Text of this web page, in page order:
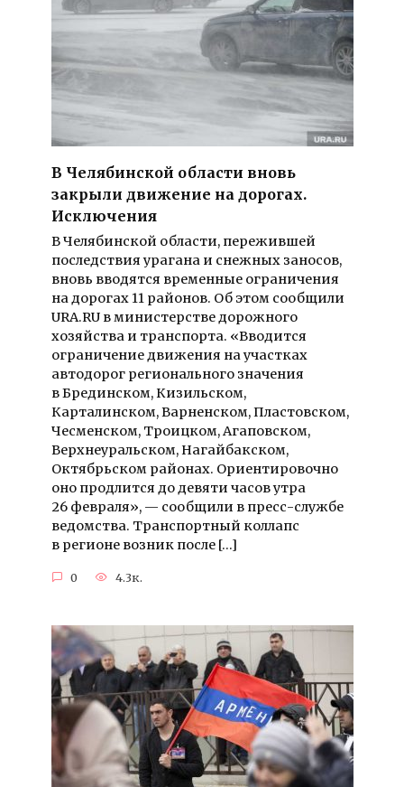
В Челябинской области вновь
закрыли движение на дорогах.
Исключения
В Челябинской области, пережившей
последствия урагана и снежных заносов,
вновь вводятся временные ограничения
на дорогах 11 районов. Об этом сообщили
URA.RU в министерстве дорожного
хозяйства и транспорта. «Вводится
ограничение движения на участках
автодорог регионального значения
в Брединском, Кизильском,
Карталинском, Варненском, Пластовском,
Чесменском, Троицком, Агаповском,
Верхнеуральском, Нагайбакском,
Октябрьском районах. Ориентировочно
оно продлится до девяти часов утра
26 февраля», — сообщили в пресс-службе
ведомства. Транспортный коллапс
в регионе возник после […]
0 4.3к.